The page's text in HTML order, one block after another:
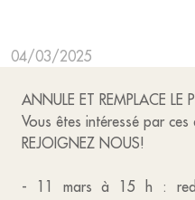
04/03/2025
ANNULE ET REMPLACE LE
Vous êtes intéressé par ces
REJOIGNEZ NOUS!
- 11 mars à 15 h :